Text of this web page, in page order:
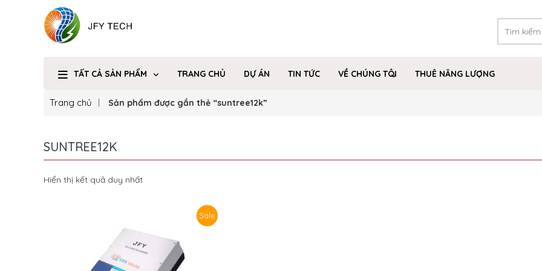
TẤT CẢ SẢN PHẨM TRANG CHỦ DỰ ÁN TIN TỨC VỀ CHÚNG TÔI THUÊ NĂNG LƯỢNG
Trang chủ Sản phẩm được gắn thẻ “suntree12k”
SUNTREE12K
Hiển thị kết quả duy nhất
Sale